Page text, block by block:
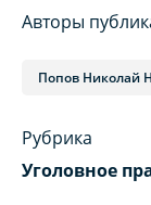
Авторы
Попов Николай
Рубрика
Уголовное